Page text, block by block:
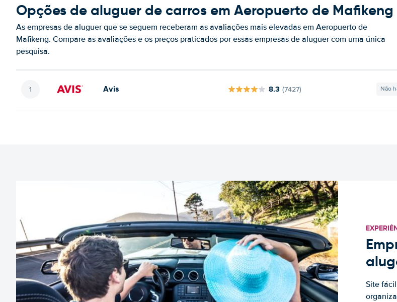
Opções de aluguer de carros em Aeropuerto de Mafikeng
As empresas de aluguer que se seguem receberam as avaliações mais elevadas em Aeropuerto de
Mafikeng. Compare as avaliações e os preços praticados por essas empresas de aluguer com uma única
pesquisa.
Avis 8.3 (7427) Não
Site